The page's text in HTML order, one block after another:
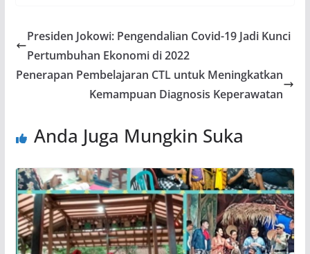
Presiden Jokowi: Pengendalian Covid-19 Jadi Kunci
Pertumbuhan Ekonomi di 2022
Penerapan Pembelajaran CTL untuk Meningkatkan
Kemampuan Diagnosis Keperawatan
Anda Juga Mungkin Suka